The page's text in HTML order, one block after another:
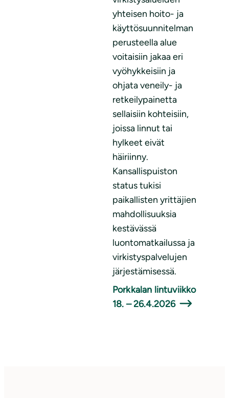
yhteisen hoito- ja
käyttösuunnitelman
perusteella alue
voitaisiin jakaa eri
vyöhykkeisiin ja
ohjata veneily- ja
retkeilypainetta
sellaisiin kohteisiin,
joissa linnut tai
hylkeet eivät
häiriinny.
Kansallispuiston
status tukisi
paikallisten yrittäjien
mahdollisuuksia
kestävässä
luontomatkailussa ja
virkistyspalvelujen
järjestämisessä.
Porkkalan lintuviikko
18. – 26.4.2026